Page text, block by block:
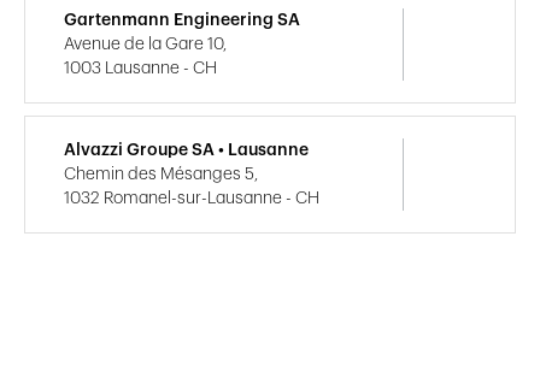
Gartenmann Engineering SA
Avenue de la Gare 10,
1003 Lausanne - CH
Alvazzi Groupe SA • Lausanne
Chemin des Mésanges 5,
1032 Romanel-sur-Lausanne - CH